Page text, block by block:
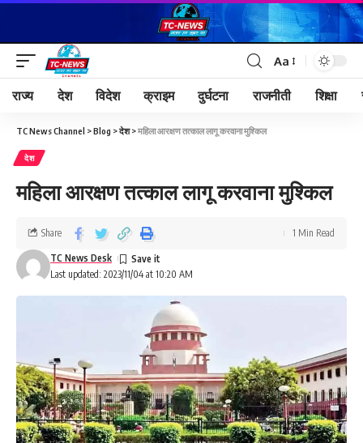
Aa
राज्य देश विदेश क्राइम दुर्घटना राजनीती शिक्षा
TC News Channel >Blog >देश>महिला आरक्षण तत्काल लागू करवाना मुश्किल
देश
महिला आरक्षण तत्काल लागू करवाना मुश्किल
Last updated: 2023/11/04 at 10:20 AM
TC News Desk
Share 1 Min Read